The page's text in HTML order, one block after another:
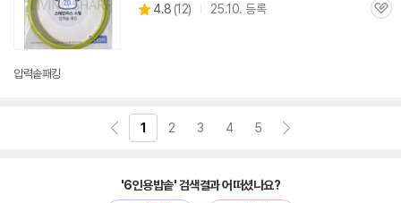
별
4.8 (상
12) 25.10. 등록
관
압력솥패킹
1 2 3 4 5
'6인용밥솥' 검색결과 어떠셨나요?